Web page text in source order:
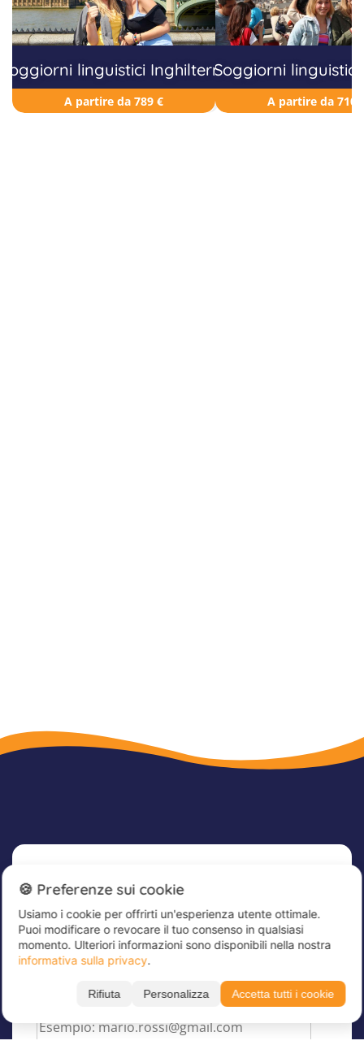
Soggiorni linguistici Inghilterra
A partire da 789 €
Soggiorni linguistici
A partire da 710
Newsletter
Iscriviti subito alla nostra newsletter per
rimanere aggiornato sulle ultime novità e
ricevere sconti per soli iscritti!
Inserisci qui il tuo indirizzo e-mail
*
🍪 Preferenze sui cookie
Usiamo i cookie per offrirti un'esperienza utente ottimale.
Puoi modificare o revocare il tuo consenso in qualsiasi
momento. Ulteriori informazioni sono disponibili nella nostra
informativa sulla privacy.
Rifiuta Personalizza Accetta tutti i cookie